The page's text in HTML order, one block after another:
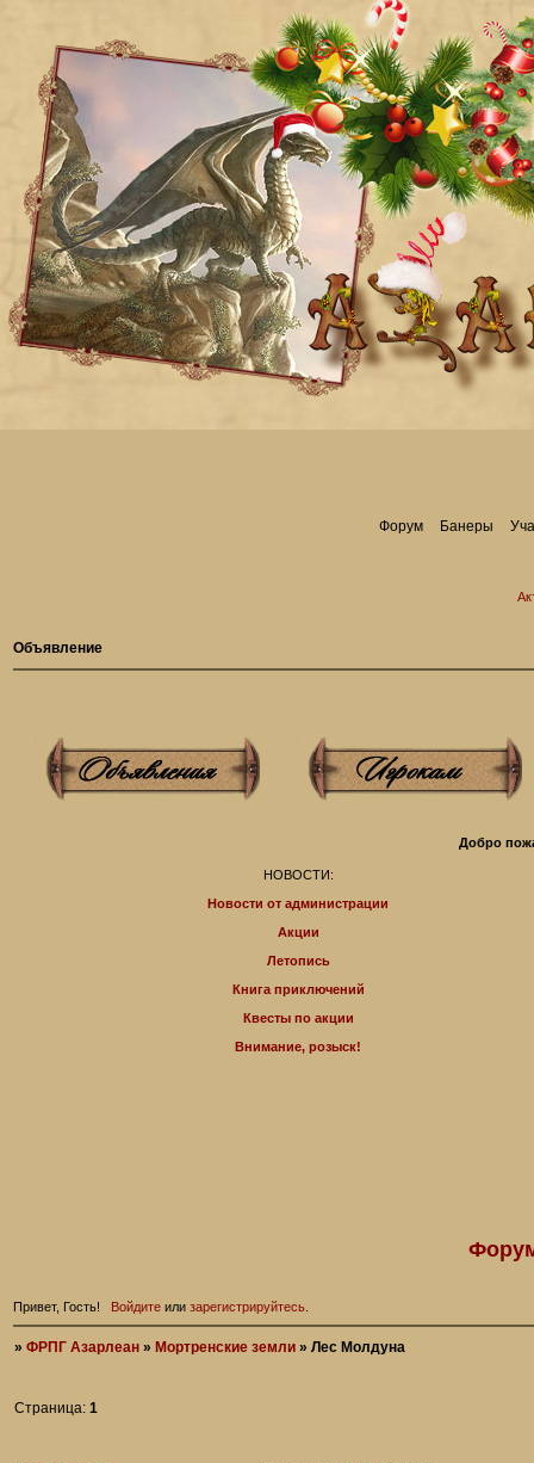
Форум Банеры
Объявление
Добро
НОВОСТИ:
Новости от администрации
Акции
Летопись
Книга приключений
Квесты по акции
Внимание, розыск!
Привет, Гость! Войдитеили зарегистрируйтесь.
»ФРПГ Азарлеан » Мортренские земли »Лес Молдуна
Страница:1